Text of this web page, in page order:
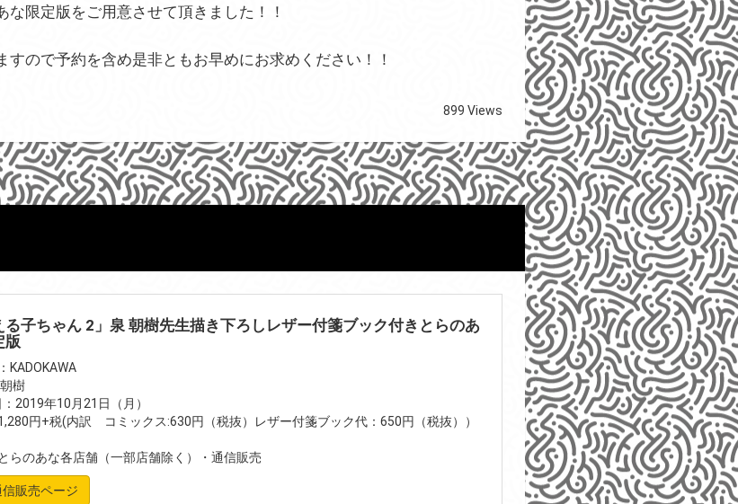
な限定版をご用意させて頂きました！！
すので予約を含め是非ともお早めにお求めください！！
899 Views
る子ちゃん 2」泉 朝樹先生描き下ろしレザー付箋ブック付きとらのあ
版
KADOKAWA
樹
2019年10月21日（月）
円+税(内訳 コミックス:630円（税抜）レザー付箋ブック代：650円（税抜））
らのあな各店舗（一部店舗除く）・通信販売
信販売ページ